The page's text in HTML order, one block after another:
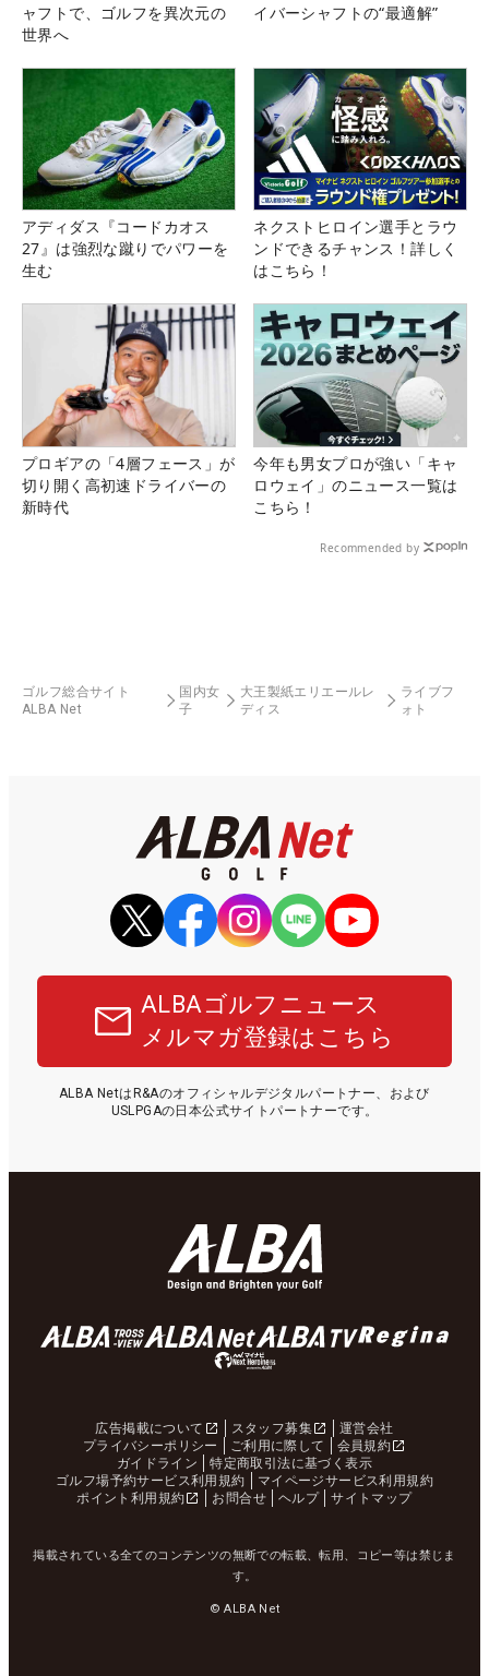
ャフトで、ゴルフを異次元の
世界へ
イバーシャフトの“最適解”
アディダス『コードカオス
27』は強烈な蹴りでパワーを
生む
ネクストヒロイン選手とラウ
ンドできるチャンス！詳しく
はこちら！
プロギアの「4層フェース」が
切り開く高初速ドライバーの
新時代
今年も男女プロが強い「キャ
ロウェイ」のニュース一覧は
こちら！
Recommended by
ゴルフ総合サイト
ALBA Net
国内女
子
大王製紙エリエールレ
ディス
ライブフ
ォト
ALBAゴルフニュース
メルマガ登録はこちら
ALBA NetはR&Aのオフィシャルデジタルパートナー、および
USLPGAの日本公式サイトパートナーです。
広告掲載について スタッフ募集
運営会社
プライバシーポリシー
ご利用に際して
会員規約
ガイドライン
特定商取引法に基づく表示
ゴルフ場予約サービス利用規約
マイページサービス利用規約
ポイント利用規約
お問合せ ヘルプ サイトマップ
掲載されている全てのコンテンツの無断での転載、転用、コピー等は禁じま
す。
© ALBA Net